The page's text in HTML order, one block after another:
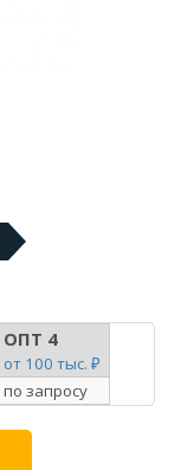
ОПТ 4
от 100 тыс. ₽
по запросу